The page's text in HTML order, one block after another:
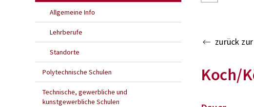
Allgemeine Info
Lehrberufe
Standorte
Polytechnische Schulen
Technische, gewerbliche und
kunstgewerbliche Schulen
zurück
Koch/